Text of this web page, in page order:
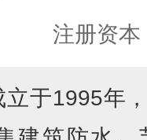
注册资
立于1995年